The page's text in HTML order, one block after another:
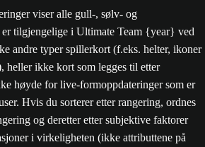
viser alle gull-, sølv- og
er tilgjengelige i Ultimate Team {year} ved
andre typer spillerkort (f.eks. helter, ikoner
heller ikke kort som legges til etter
høyde for live-formoppdateringer som er
Hvis du sorterer etter rangering, ordnes
og deretter etter subjektive faktorer
i virkeligheten (ikke attributtene på